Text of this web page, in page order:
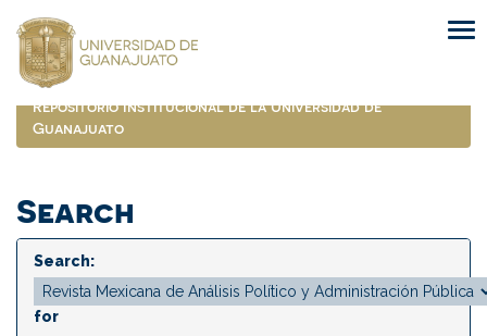
navigation
Repositorio Institucional de la Universidad de
Guanajuato
Search
Search:
for